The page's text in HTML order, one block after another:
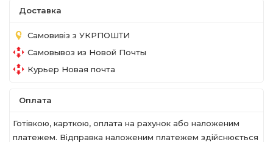
Доставка
Самовивіз з УКРПОШТИ
Самовывоз из Новой Почты
Курьер Новая почта
Оплата
Готівкою, карткою, оплата на рахунок або наложеним
платежем. Відправка наложеним платежем здійснюється